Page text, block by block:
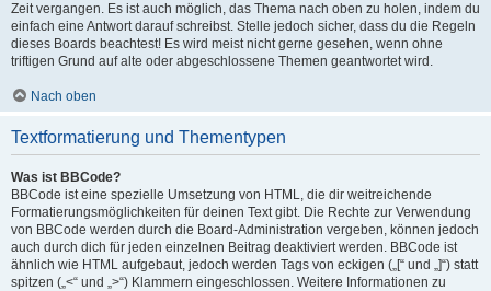
Zeit vergangen. Es ist auch möglich, das Thema nach oben zu holen, indem du
einfach eine Antwort darauf schreibst. Stelle jedoch sicher, dass du die Regeln
dieses Boards beachtest! Es wird meist nicht gerne gesehen, wenn ohne
triftigen Grund auf alte oder abgeschlossene Themen geantwortet wird.
Nach oben
Textformatierung und Thementypen
Was ist BBCode?
BBCode ist eine spezielle Umsetzung von HTML, die dir weitreichende
Formatierungsmöglichkeiten für deinen Text gibt. Die Rechte zur Verwendung
von BBCode werden durch die Board-Administration vergeben, können jedoch
auch durch dich für jeden einzelnen Beitrag deaktiviert werden. BBCode ist
ähnlich wie HTML aufgebaut, jedoch werden Tags von eckigen („[“ und „]“) statt
spitzen („<“ und „>“) Klammern eingeschlossen. Weitere Informationen zu